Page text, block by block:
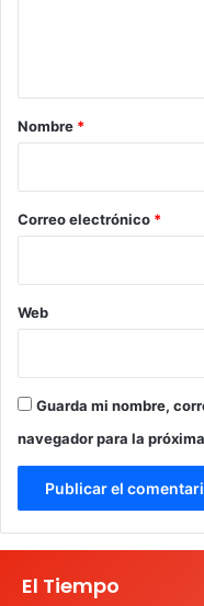
r
*
Nombre *
Correo electrónico *
Web
Guarda mi nombre,
navegador para la
El Tiempo